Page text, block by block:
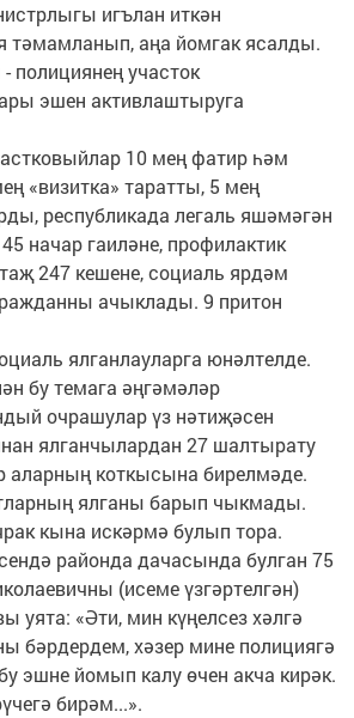
игълан иткән
тәмамланып, аңа йомгак ясалды.
полициянең участок
эшен активлаштыруга
10 мең фатир һәм
«визитка» таратты, 5 мең
республикада легаль яшәмәгән
начар гаиләне, профилактик
247 кешене, социаль ярдәм
ачыклады. 9 притон
ялганлауларга юнәлтелде.
бу темага әңгәмәләр
очрашулар үз нәтиҗәсен
ялганчылардан 27 шалтырату
аларның коткысына бирелмәде.
ялганы барып чыкмады.
кына искәрмә булып тора.
районда дачасында булган 75
(исеме үзгәртелгән)
уята: «Әти, мин күңелсез хәлгә
бәрдердем, хәзер мине полициягә
эшне йомып калу өчен акча кирәк.
бирәм...».